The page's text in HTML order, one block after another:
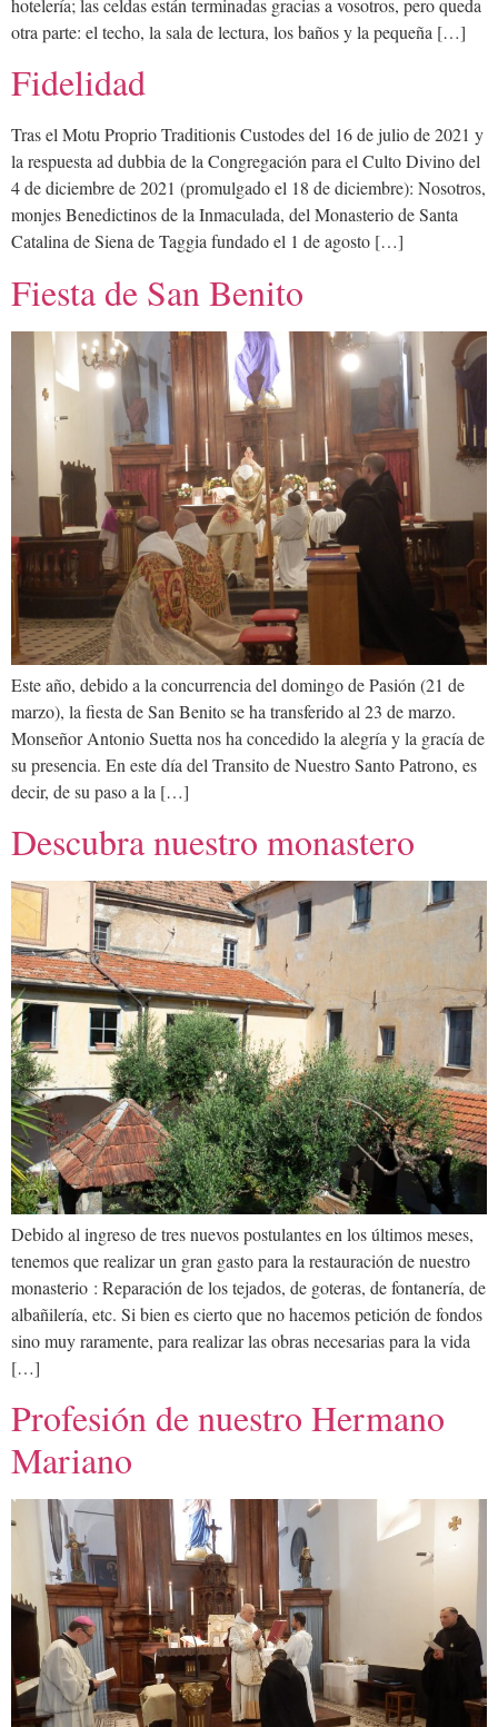
hotelería; las celdas están terminadas gracias a vosotros, pero queda
otra parte: el techo, la sala de lectura, los baños y la pequeña […]
Fidelidad
Tras el Motu Proprio Traditionis Custodes del 16 de julio de 2021 y
la respuesta ad dubbia de la Congregación para el Culto Divino del
4 de diciembre de 2021 (promulgado el 18 de diciembre): Nosotros,
monjes Benedictinos de la Inmaculada, del Monasterio de Santa
Catalina de Siena de Taggia fundado el 1 de agosto […]
Fiesta de San Benito
Este año, debido a la concurrencia del domingo de Pasión (21 de
marzo), la fiesta de San Benito se ha transferido al 23 de marzo.
Monseñor Antonio Suetta nos ha concedido la alegría y la gracía de
su presencia. En este día del Transito de Nuestro Santo Patrono, es
decir, de su paso a la […]
Descubra nuestro monastero
Debido al ingreso de tres nuevos postulantes en los últimos meses,
tenemos que realizar un gran gasto para la restauración de nuestro
monasterio : Reparación de los tejados, de goteras, de fontanería, de
albañilería, etc. Si bien es cierto que no hacemos petición de fondos
sino muy raramente, para realizar las obras necesarias para la vida
[…]
Profesión de nuestro Hermano
Mariano